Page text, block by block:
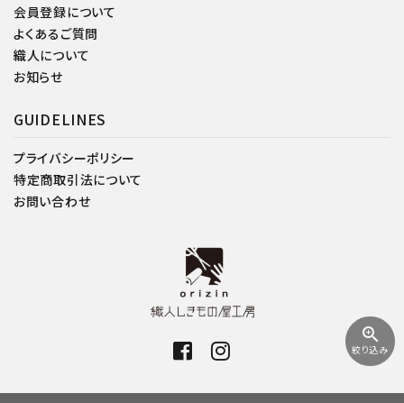
zoom_in
絞り込み
会員登録について
よくあるご質問
織人について
お知らせ
GUIDELINES
プライバシーポリシー
特定商取引法について
お問い合わせ